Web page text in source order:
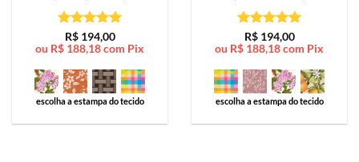
Avaliação5
de 5
R$194,00
ou R$ 188,18com Pix
escolha a estampa do tecido
Avaliação5
de 5
R$194,00
ou R$ 188,18com Pix
escolha a estampa do tecido